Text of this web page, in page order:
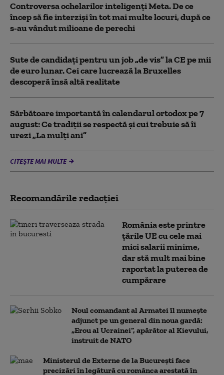
Controversa ochelarilor inteligenți Meta. De ce
încep să fie interziși în tot mai multe locuri, după ce
s-au vândut milioane de perechi
Sute de candidați pentru un job „de vis” la CE pe mii
de euro lunar. Cei care lucrează la Bruxelles
descoperă însă altă realitate
Sărbătoare importantă în calendarul ortodox pe 7
august: Ce tradiții se respectă și cui trebuie să îi
urezi „La mulți ani”
CITEȘTE MAI MULTE
Recomandările redacţiei
România este printre
țările UE cu cele mai
mici salarii minime,
dar stă mult mai bine
raportat la puterea de
cumpărare
Noul comandant al Armatei îl numește
adjunct pe un general din noua gardă:
„Erou al Ucrainei”, apărător al Kievului,
instruit de NATO
Ministerul de Externe de la București face
precizări în legătură cu românca arestată în